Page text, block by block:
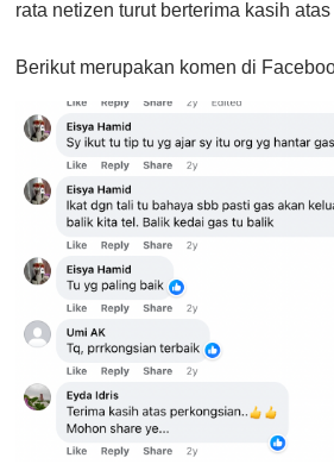
rata netizen turut berterima kasih
Berikut merupakan komen di